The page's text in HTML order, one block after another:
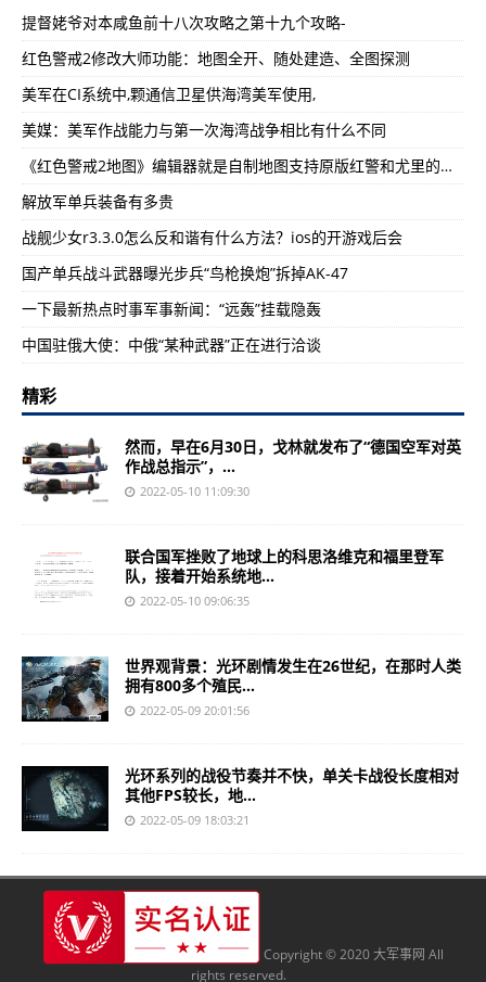
提督姥爷对本咸鱼前十八次攻略之第十九个攻略-
红色警戒2修改大师功能：地图全开、随处建造、全图探测
美军在CI系统中,颗通信卫星供海湾美军使用,
美媒：美军作战能力与第一次海湾战争相比有什么不同
《红色警戒2地图》编辑器就是自制地图支持原版红警和尤里的复仇
解放军单兵装备有多贵
战舰少女r3.3.0怎么反和谐有什么方法？ios的开游戏后会
国产单兵战斗武器曝光步兵“鸟枪换炮”拆掉AK-47
一下最新热点时事军事新闻：“远轰”挂载隐轰
中国驻俄大使：中俄“某种武器”正在进行洽谈
精彩
然而，早在6月30日，戈林就发布了“德国空军对英
作战总指示”，...
2022-05-10 11:09:30
联合国军挫败了地球上的科思洛维克和福里登军
队，接着开始系统地...
2022-05-10 09:06:35
世界观背景：光环剧情发生在26世纪，在那时人类
拥有800多个殖民...
2022-05-09 20:01:56
光环系列的战役节奏并不快，单关卡战役长度相对
其他FPS较长，地...
2022-05-09 18:03:21
Copyright © 2020 大军事网 All
rights reserved.